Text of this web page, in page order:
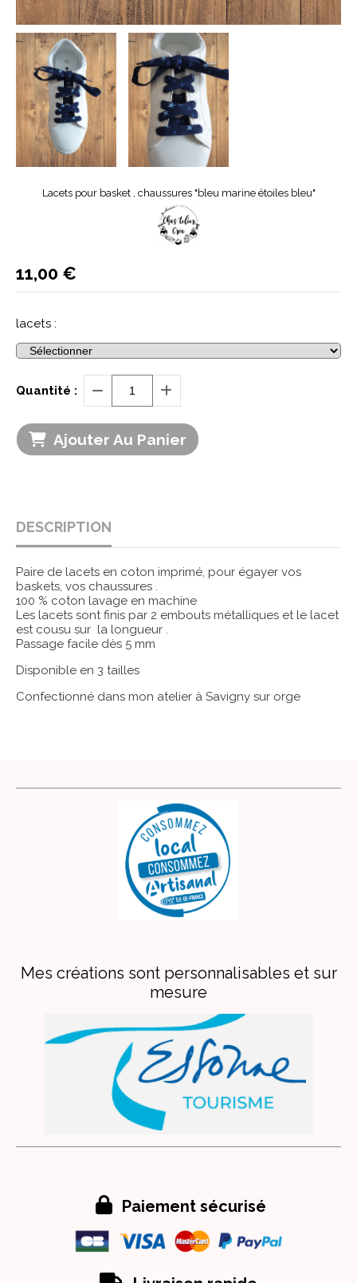
Lacets pour basket , chaussures "bleu marine étoiles bleu"
lacets :
11,00 €
Quantité :
Ajouter Au Panier
DESCRIPTION
Paire de lacets en coton imprimé, pour égayer vos
baskets, vos chaussures .
100 % coton lavage en machine
Les lacets sont finis par 2 embouts métalliques et le lacet
est cousu sur la longueur .
Passage facile dès 5 mm
Disponible en 3 tailles
Confectionné dans mon atelier à Savigny sur orge
Mes créations sont personnalisables et sur
mesure
 Paiement sécurisé